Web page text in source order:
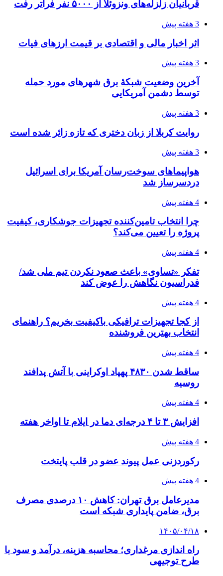
قربانیان زلزله‌های ونزوئلا از ۵۰۰۰ نفر فراتر رفت
3 هفته پیش
اثر اخبار مالی و اقتصادی بر قیمت ارزهای فیات
3 هفته پیش
آخرین وضعیت شبکۀ برق شهرهای مورد حمله
توسط دشمن آمریکایی
3 هفته پیش
روایت کربلا از زبان دختری که تازه زائر شده است
3 هفته پیش
هواپیماهای سوخت‌رسان آمریکا برای اسرائیل
دردسرساز شد
4 هفته پیش
چرا انتخاب تامین‌کننده تجهیزات جوشکاری، کیفیت
پروژه را تعیین می‌کند؟
4 هفته پیش
تفکر «تساوی» باعث صعود نکردن تیم ملی شد/
فدراسیون نگاهش را عوض کند
4 هفته پیش
از کجا تجهیزات ترافیکی باکیفیت بخریم؟ راهنمای
انتخاب بهترین فروشنده
4 هفته پیش
ساقط شدن ۴۸۳۰ پهپاد اوکراینی با آتش پدافند
روسیه
4 هفته پیش
افزایش ۳ تا ۴ درجه‌ای دما در ایلام تا اواخر هفته
4 هفته پیش
رکوردزنی عمل پیوند عضو در قلب پایتخت
4 هفته پیش
مدیرعامل برق تهران: کاهش ۱۰ درصدی مصرف
برق، ضامن پایداری شبکه است
۱۴۰۵/۰۴/۱۸
راه اندازی مرغداری؛ محاسبه هزینه، درآمد و سود با
طرح توجیهی